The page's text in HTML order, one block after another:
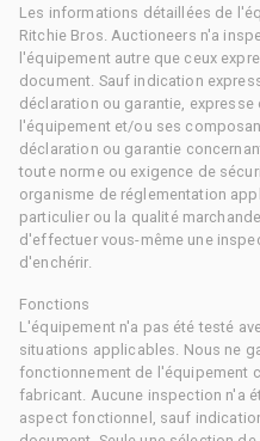
Les informations détaillées de
Ritchie Bros. Auctioneers n'a
l'équipement autre que ceux
document. Sauf indication
déclaration ou garantie,
l'équipement et/ou ses
déclaration ou garantie
toute norme ou exigence de
organisme de réglementation
particulier ou la qualité
d'effectuer vous-même une
d'enchérir.
Fonctions
L'équipement n'a pas été testé
situations applicables. Nous ne
fonctionnement de l'équipement
fabricant. Aucune inspection n'a
aspect fonctionnel, sauf